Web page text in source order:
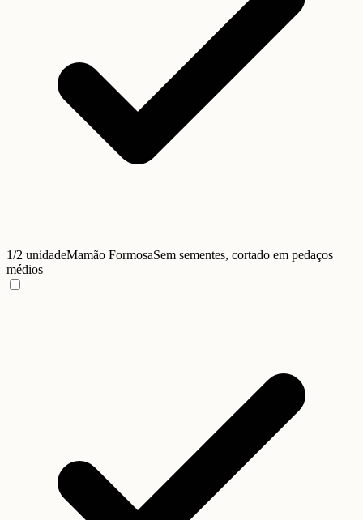
1/2 unidadeMamão FormosaSem sementes, cortado em pedaços
médios